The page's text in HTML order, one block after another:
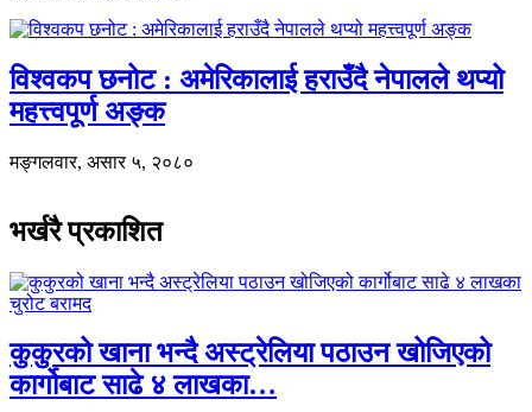
विश्वकप छनोट : अमेरिकालाई हराउँदै नेपालले थप्यो
महत्त्वपूर्ण अङ्क
मङ्गलवार, असार ५, २०८०
भर्खरै प्रकाशित
कुकुरको खाना भन्दै अस्ट्रेलिया पठाउन खोजिएको
कार्गोबाट साढे ४ लाखका…